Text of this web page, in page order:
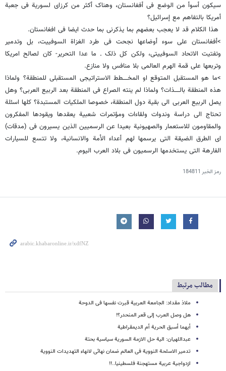
سیکون أسوأ من الوضع فی أفغانستان، وهناک أکثر من کرزای لسوریة فی جعبة
أمریکا بالتفاهم مع إسرائیل؟
هذا الکلام قد لا یعجب بعضهم بما یذکرنی بما حدث ایضا فی افغانستان.
>أفغانستان على سوء أوضاعها نجحت فى طرد الغزاة السوفییت، بل وتدمیر
وتفتیت الاتحاد السوفییتی، ولکن کل ذلک ـ ما عدا التحریر- کان لصالح امریکا
وتربعها على قمة الهرم العالمی بلا منافس ولا منازع.
>ما هو المستقبل المتوقع او المخـــــطط الاستراتیجی المستقبلی للمنطقة؟ ولماذا
هذه المنطقة بالـــــذات؟ ولماذا لم ینته الصراع فی المنطقة بعد الربیع العربی؟ وهل
یصل الربیع العربی الى بقیة دول المنطقة، خصوصا الملکیات المستبدة؟ کلها اسئلة
تحتاج الى دراسة وندوات ولقاءات ومؤتمرات شعبیة یعقدها ویقودها المفکرون
والمقاومون للاستعمار والصهیونیة بعیدا عن الرسمیین الذین یسیرون فی (مدقات)
ای الطرق الضیقة التی یرسمها لهم أعداء الأمة والانسانیة، ولا تتسع للسیارات
الفارهة التی یستخدمها الرسمیون فی بلاد العرب الیوم.
رمز الخبر 184811
مطالب مرتبط
ملاذ مقداد: الجامعة العربیة قبرت نفسها فی الدوحة
هل وصل العرب إلى قعر المنحدر؟!
أیهما أسبق الحریة أم الدیمقراطیة
عبداللهیان: الیة حل الازمة السوریة سیاسیة بحتة
تدمیر الاسلحة النوویة فی العالم ضمان نهائی لانهاء التهدیدات النوویة
ازدواجیة عربیة مستهجنة فلسطینیا..!!